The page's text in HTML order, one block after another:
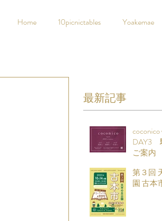
Home 10picnictables Yoakemae
最新記事
coconico
DAY3
ご案内
第３回
園 古本